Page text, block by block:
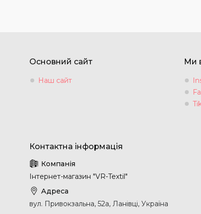
Основний сайт
Наш сайт
Ми
Інтернет-магазин "VR-Textil"
вул. Привокзальна, 52а, Ланівці, Україна